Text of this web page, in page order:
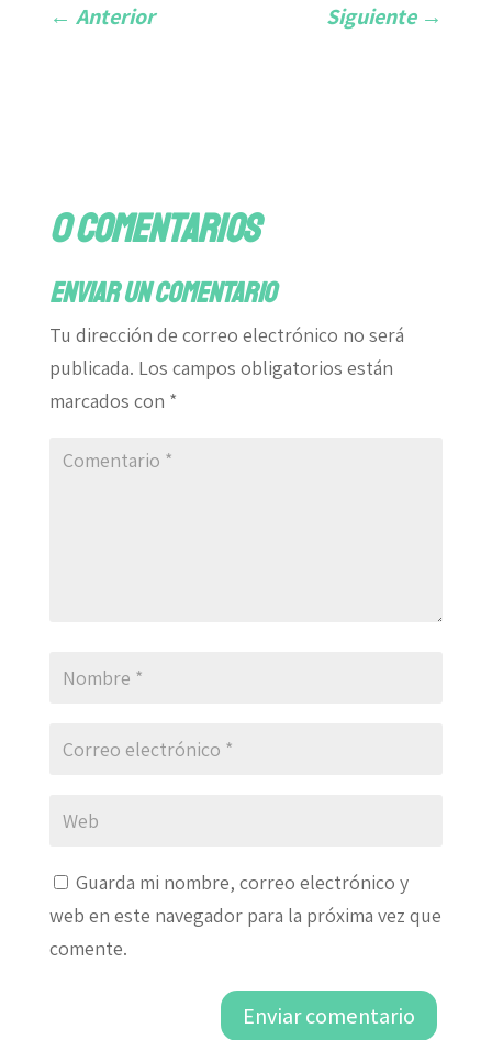
← Anterior Siguiente→
0 comentarios
Enviar un comentario
Tu dirección de correo electrónico no será
publicada. Los campos obligatorios están
marcados con *
Guarda mi nombre, correo electrónico y
web en este navegador para la próxima vez que
comente.
Enviar comentario